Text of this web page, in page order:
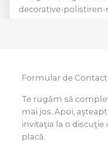
Formular de Contact
Te rugǎm sǎ
mai jos. Apoi,
invitaţia la o discuţie
placǎ.